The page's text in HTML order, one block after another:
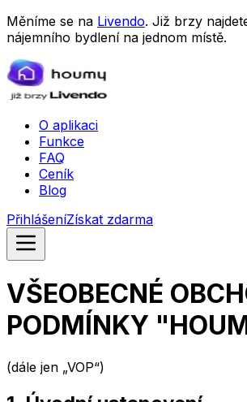
Měníme se na Livendo. Již brzy
nájemního bydlení na jednom místě.
O aplikaci
Funkce
FAQ
Ceník
Blog
PřihlášeníZískat zdarma
VŠEOBECNÉ
PODMÍNKY
(dále jen „VOP“)